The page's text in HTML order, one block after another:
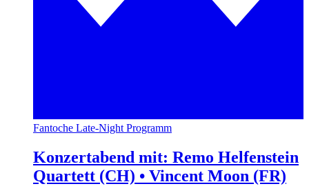
Fantoche Late-Night Programm
Konzertabend mit: Remo Helfenstein
Quartett (CH) • Vincent Moon (FR)